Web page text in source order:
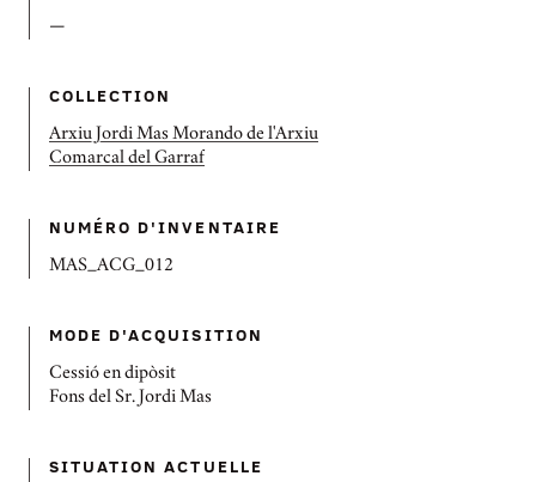
—
COLLECTION
Arxiu Jordi Mas Morando de l'Arxiu
Comarcal del Garraf
NUMÉRO D'INVENTAIRE
MAS_ACG_012
MODE D'ACQUISITION
Cessió en dipòsit
Fons del Sr. Jordi Mas
SITUATION ACTUELLE